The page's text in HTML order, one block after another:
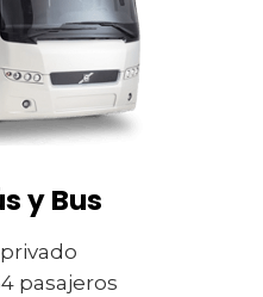
y Bus
pasajeros